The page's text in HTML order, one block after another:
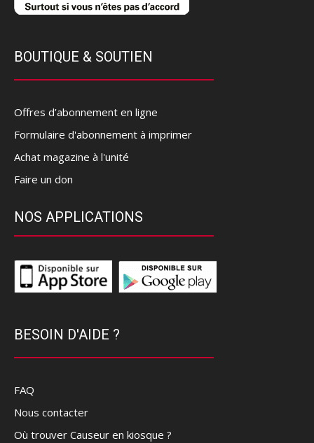
BOUTIQUE & SOUTIEN
Offres d’abonnement en ligne
Formulaire d'abonnement à imprimer
Achat magazine à l'unité
Faire un don
NOS APPLICATIONS
BESOIN D'AIDE ?
FAQ
Nous contacter
Où trouver Causeur en kiosque ?